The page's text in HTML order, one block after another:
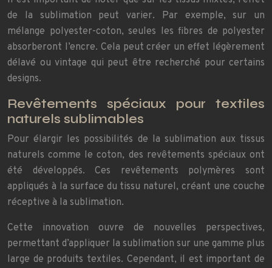
de la sublimation peut varier. Par exemple, sur un
mélange polyester-coton, seules les fibres de polyester
absorberont l’encre. Cela peut créer un effet légèrement
délavé ou vintage qui peut être recherché pour certains
designs.
Revêtements spéciaux pour textiles
naturels sublimables
Pour élargir les possibilités de la sublimation aux tissus
naturels comme le coton, des revêtements spéciaux ont
été développés. Ces revêtements polymères sont
appliqués à la surface du tissu naturel, créant une couche
réceptive à la sublimation.
Cette innovation ouvre de nouvelles perspectives,
permettant d’appliquer la sublimation sur une gamme plus
large de produits textiles. Cependant, il est important de